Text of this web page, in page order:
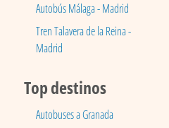
Autobús Málaga - Madrid
Tren Talavera de la Reina -
Madrid
Top destinos
Autobuses a Granada